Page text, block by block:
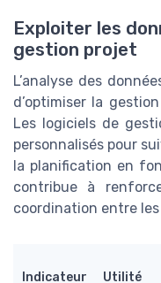
Exploiter les
gestion projet
L’analyse des
d’optimiser la
Les logiciels de
personnalisés pour
la planification en
contribue à
coordination entre les
Indicateur Utilité